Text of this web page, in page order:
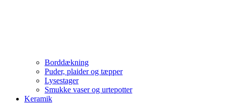
Borddækning
Puder, plaider og tæpper
Lysestager
Smukke vaser og urtepotter
Keramik